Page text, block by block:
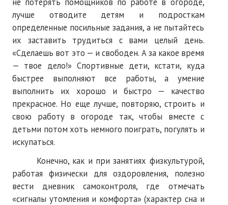
лучше отводите детям и подросткам
определенные посильные задания, а не пытайтесь
их заставить трудиться с вами целый день.
«Сделаешь вот это — и свободен. А за какое время
— твое дело!» Спортивные дети, кстати, куда
быстрее выполняют все работы, а умение
выполнить их хорошо и быстро — качество
прекрасное. Но еще лучше, повторяю, строить и
свою работу в огороде так, чтобы вместе с
детьми потом хоть немного поиграть, погулять и
искупаться.
Конечно, как и при занятиях физкультурой,
работая физически для оздоровления, полезно
вести дневник самоконтроля, где отмечать
«сигналы утомления и комфорта» (характер сна и